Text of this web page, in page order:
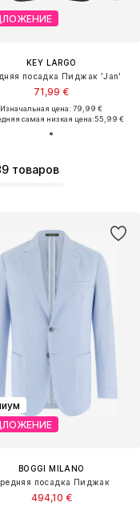
KEY LARGO
посадка Пиджак 'Jan'
71,99 €
Изначальная цена: 79,99 €
самая низкая цена:55,99 €
товаров
BOGGI MILANO
посадка Пиджак
494,10 €